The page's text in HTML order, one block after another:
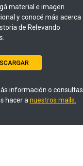
material e imagen
y conocé más acerca
de Relevando
información o consultas
hacer a nuestros mails.